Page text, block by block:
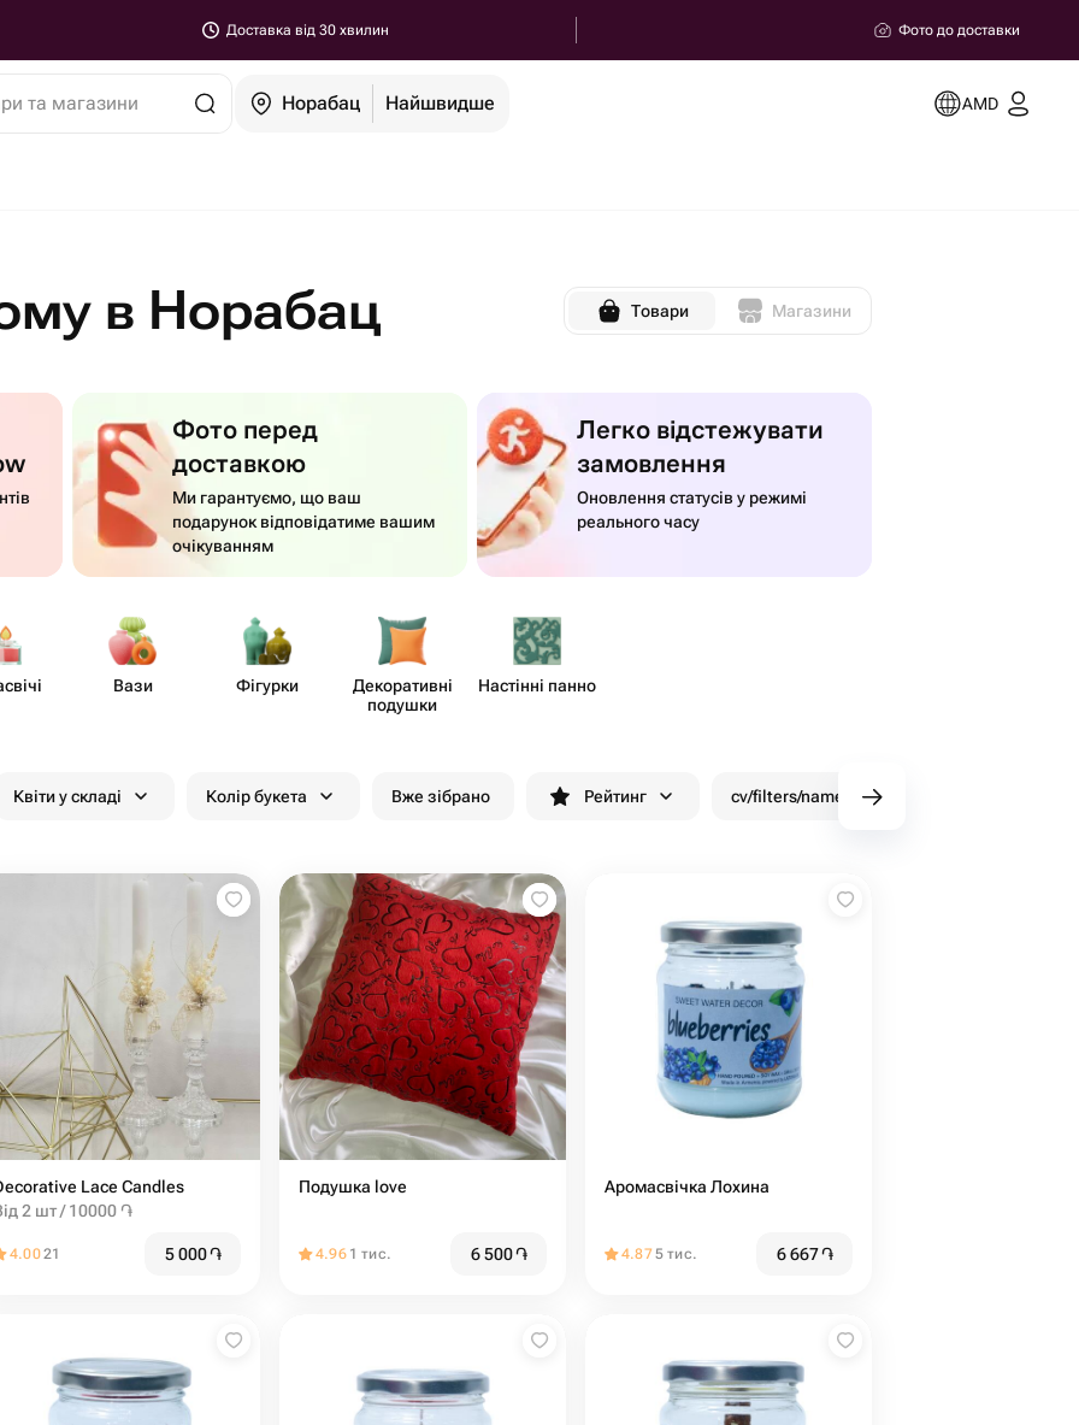
Доставка від 30 хвилин Фото до доставки
та магазини Норабац Найшвидше AMD
в Норабац Товари Магазини
Фото перед
доставкою
Ми гарантуємо, що ваш
подарунок відповідатиме вашим
очікуванням
Легко відстежувати
замовлення
Оновлення статусів у режимі
реального часу
Вази Фігурки
Декор​ативні
подушки
Настінні панно
Квіти у складі Колір букета Вже зібрано Рейтинг cv/filters/name_fast_delivery
Lace Candles
2 шт / 10000 ֏
4.0021 5 000֏
Подушка love ️
4.96 1 тис. 6 500֏
Аромасвічка Лохина
4.875 тис. 6 667֏